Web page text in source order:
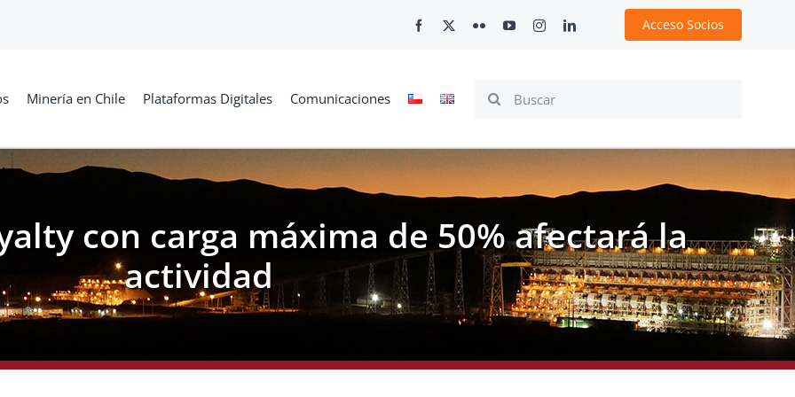
Acceso Socios
Minería en Chile Plataformas Digitales Comunicaciones
Search
con carga máxima de 50% afectará la
actividad